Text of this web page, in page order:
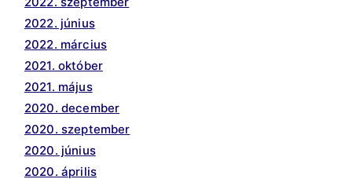
2022. június
2022. március
2021. október
2021. május
2020. december
2020. szeptember
2020. június
2020. április